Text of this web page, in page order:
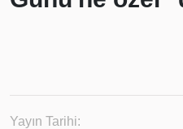
Yayın Tarihi: